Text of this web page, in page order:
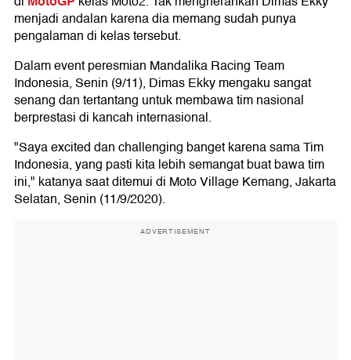
menjadi andalan karena dia memang sudah punya
pengalaman di kelas tersebut.
Dalam event peresmian Mandalika Racing Team
Indonesia, Senin (9/11), Dimas Ekky mengaku sangat
senang dan tertantang untuk membawa tim nasional
berprestasi di kancah internasional.
"Saya excited dan challenging banget karena sama Tim
Indonesia, yang pasti kita lebih semangat buat bawa tim
ini," katanya saat ditemui di Moto Village Kemang, Jakarta
Selatan, Senin (11/9/2020).
ADVERTISEMENT